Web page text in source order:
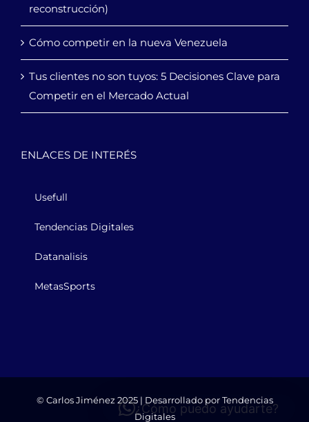
reconstrucción)
Cómo competir en la nueva Venezuela
Tus clientes no son tuyos: 5 Decisiones Clave para
Competir en el Mercado Actual
ENLACES DE INTERÉS
Usefull
Tendencias Digitales
Datanalisis
MetasSports
© Carlos Jiménez 2025 | Desarrollado porTendencias
Digitales
¿Cómo puedo ayudarte?